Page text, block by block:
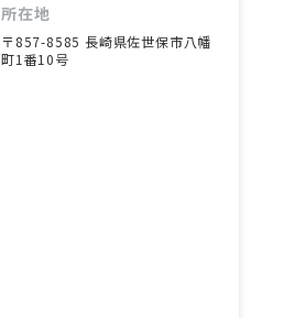
所在地
〒857-8585 長崎県佐世保市八幡
町1番10号